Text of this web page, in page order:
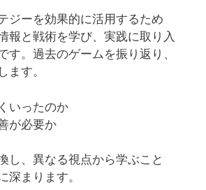
ジーを効果的に活用するため
報と戦術を学び、実践に取り入
す。過去のゲームを振り返り、
ます。
いったのか
が必要か
し、異なる視点から学ぶこと
深まります。